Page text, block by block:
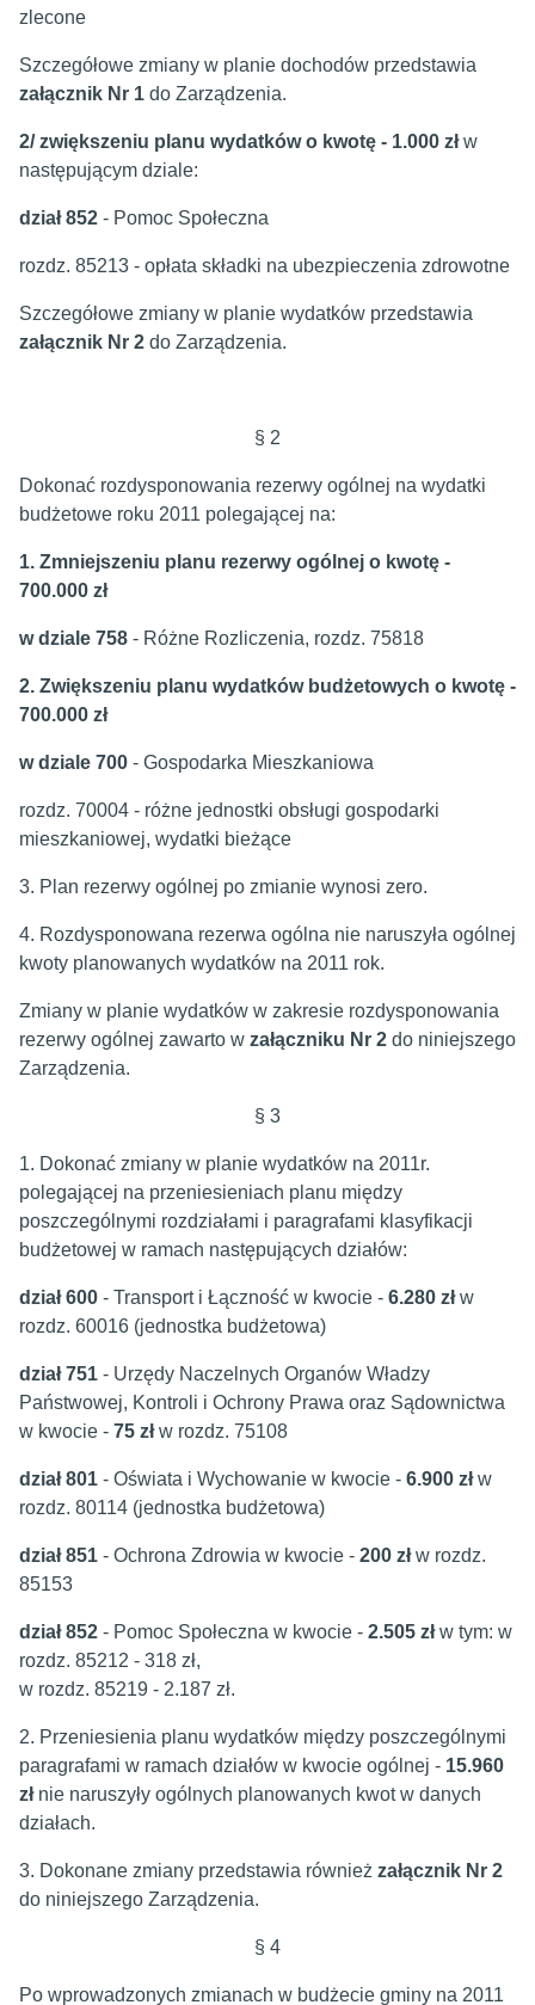
zlecone
Szczegółowe zmiany w planie dochodów przedstawia
załącznik Nr 1 do Zarządzenia.
2/ zwiększeniu planu wydatków o kwotę - 1.000 złw
następującym dziale:
dział 852 - Pomoc Społeczna
rozdz. 85213 - opłata składki na ubezpieczenia zdrowotne
Szczegółowe zmiany w planie wydatków przedstawia
załącznik Nr 2 do Zarządzenia.
§ 2
Dokonać rozdysponowania rezerwy ogólnej na wydatki
budżetowe roku 2011 polegającej na:
1. Zmniejszeniu planu rezerwy ogólnej o kwotę -
700.000 zł
w dziale 758 - Różne Rozliczenia, rozdz. 75818
2. Zwiększeniu planu wydatków budżetowych o kwotę -
700.000 zł
w dziale 700 - Gospodarka Mieszkaniowa
rozdz. 70004 - różne jednostki obsługi gospodarki
mieszkaniowej, wydatki bieżące
3. Plan rezerwy ogólnej po zmianie wynosi zero.
4. Rozdysponowana rezerwa ogólna nie naruszyła ogólnej
kwoty planowanych wydatków na 2011 rok.
Zmiany w planie wydatków w zakresie rozdysponowania
rezerwy ogólnej zawarto w załączniku Nr 2 do niniejszego
Zarządzenia.
§ 3
1. Dokonać zmiany w planie wydatków na 2011r.
polegającej na przeniesieniach planu między
poszczególnymi rozdziałami i paragrafami klasyfikacji
budżetowej w ramach następujących działów:
dział 600 - Transport i Łączność w kwocie - 6.280 złw
rozdz. 60016 (jednostka budżetowa)
dział 751 - Urzędy Naczelnych Organów Władzy
Państwowej, Kontroli i Ochrony Prawa oraz Sądownictwa
w kwocie - 75 złw rozdz. 75108
dział 801 - Oświata i Wychowanie w kwocie - 6.900 złw
rozdz. 80114 (jednostka budżetowa)
dział 851 - Ochrona Zdrowia w kwocie - 200 złw rozdz.
85153
dział 852 - Pomoc Społeczna w kwocie - 2.505 złw tym: w
rozdz. 85212 - 318 zł,
w rozdz. 85219 - 2.187 zł.
2. Przeniesienia planu wydatków między poszczególnymi
paragrafami w ramach działów w kwocie ogólnej - 15.960
złnie naruszyły ogólnych planowanych kwot w danych
działach.
3. Dokonane zmiany przedstawia również załącznik Nr 2
do niniejszego Zarządzenia.
§ 4
Po wprowadzonych zmianach w budżecie gminy na 2011